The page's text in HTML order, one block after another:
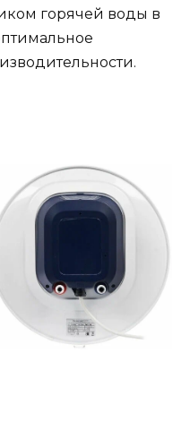
горячей воды в